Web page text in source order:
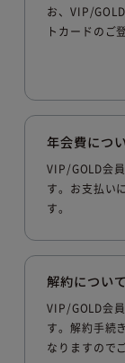
お、VIP/
トカードのご
年会費につ
VIP/GOLD会
す。お支払い
す。
解約について
VIP/GOLD会
す。解約手続
なりますので